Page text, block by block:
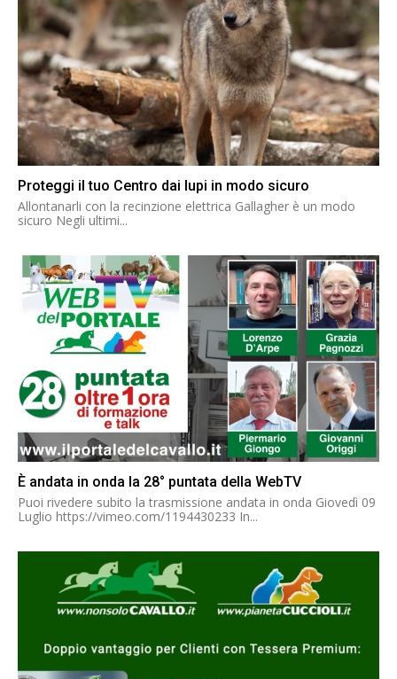
Proteggi il tuo Centro dai lupi in modo sicuro
Allontanarli con la recinzione elettrica Gallagher è un modo
sicuro Negli ultimi...
È andata in onda la 28° puntata della WebTV
Puoi rivedere subito la trasmissione andata in onda Giovedì 09
Luglio https://vimeo.com/1194430233 In...